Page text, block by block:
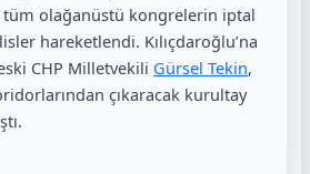
tüm olağanüstü kongrelerin iptal
hareketlendi. Kılıçdaroğlu’na
CHP Milletvekili Gürsel Tekin,
çıkaracak kurultay